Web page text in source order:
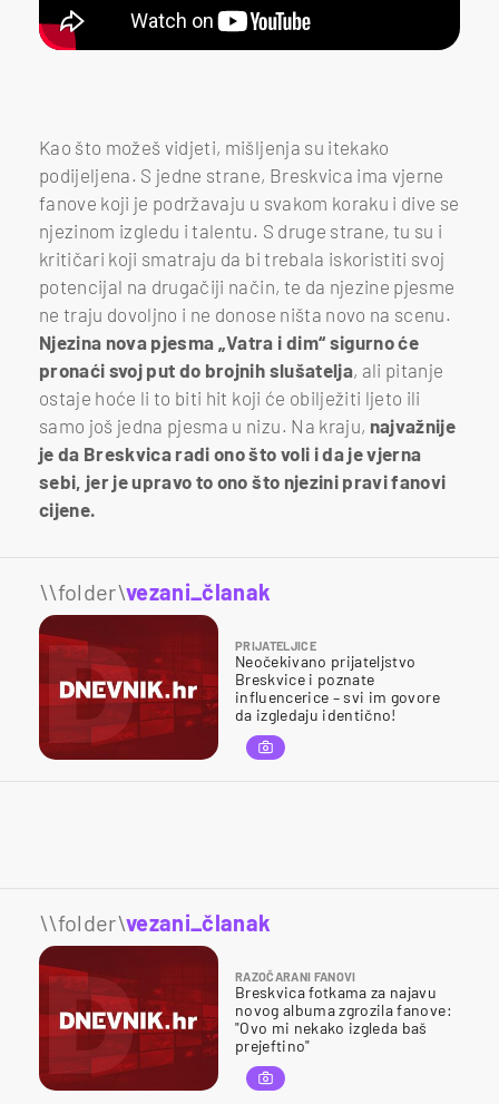
Kao što možeš vidjeti, mišljenja su itekako
podijeljena. S jedne strane, Breskvica ima vjerne
fanove koji je podržavaju u svakom koraku i dive se
njezinom izgledu i talentu. S druge strane, tu su i
kritičari koji smatraju da bi trebala iskoristiti svoj
potencijal na drugačiji način, te da njezine pjesme
ne traju dovoljno i ne donose ništa novo na scenu.
Njezina nova pjesma „Vatra i dim“ sigurno će
pronaći svoj put do brojnih slušatelja, ali pitanje
ostaje hoće li to biti hit koji će obilježiti ljeto ili
samo još jedna pjesma u nizu. Na kraju, najvažnije
je da Breskvica radi ono što voli i da je vjerna
sebi, jer je upravo to ono što njezini pravi fanovi
cijene.
\\folder\vezani_članak
PRIJATELJICE
Neočekivano prijateljstvo
Breskvice i poznate
influencerice – svi im govore
da izgledaju identično!
\\folder\vezani_članak
RAZOČARANI FANOVI
Breskvica fotkama za najavu
novog albuma zgrozila fanove:
"Ovo mi nekako izgleda baš
prejeftino"